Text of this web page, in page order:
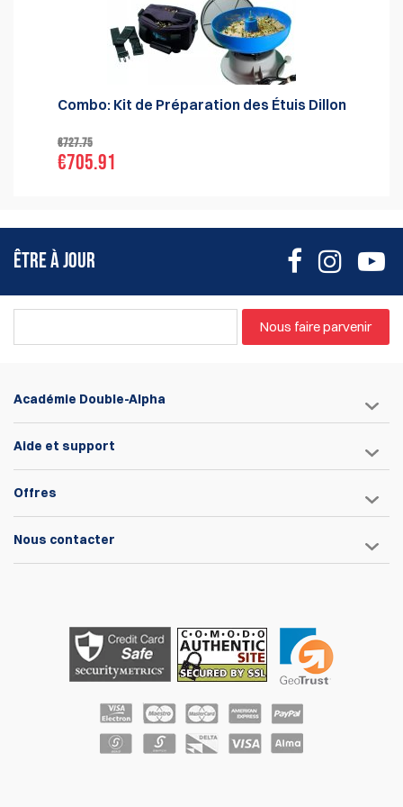
Combo: Kit de Préparation des Étuis Dillon
€727.75
€705.91
ÊTRE À JOUR
Nous faire parvenir
Académie Double-Alpha
Aide et support
Offres
Nous contacter